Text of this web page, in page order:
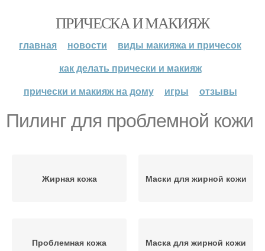
ПРИЧЕСКА И МАКИЯЖ
главная новости
виды макияжа и причесок
как делать прически и макияж
прически и макияж на дому
игры отзывы
Пилинг для проблемной кожи
Жирная кожа Маски для жирной кожи
Проблемная кожа Маска для жирной кожи